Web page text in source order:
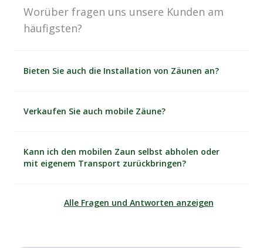
Worüber fragen uns unsere Kunden am
häufigsten?
Bieten Sie auch die Installation von Zäunen an?
Verkaufen Sie auch mobile Zäune?
Kann ich den mobilen Zaun selbst abholen oder
mit eigenem Transport zurückbringen?
Alle Fragen und Antworten anzeigen